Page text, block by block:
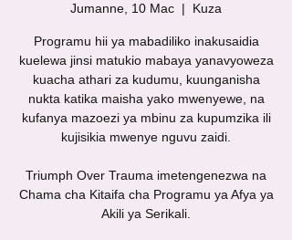
Jumanne, 10 Mac
  |
Kuza
Programu hii ya mabadiliko inakusaidia
kuelewa jinsi matukio mabaya yanavyoweza
kuacha athari za kudumu, kuunganisha
nukta katika maisha yako mwenyewe, na
kufanya mazoezi ya mbinu za kupumzika ili
kujisikia mwenye nguvu zaidi.
Triumph Over Trauma imetengenezwa na
Chama cha Kitaifa cha Programu ya Afya ya
Akili ya Serikali.